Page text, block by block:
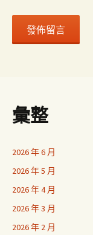
彙整
2026 年 6 月
2026 年 5 月
2026 年 4 月
2026 年 3 月
2026 年 2 月